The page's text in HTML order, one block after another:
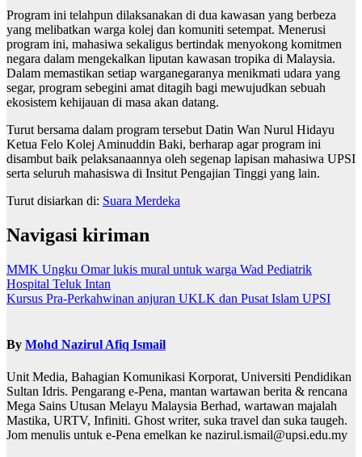
Program ini telahpun dilaksanakan di dua kawasan yang berbeza
yang melibatkan warga kolej dan komuniti setempat. Menerusi
program ini, mahasiwa sekaligus bertindak menyokong komitmen
negara dalam mengekalkan liputan kawasan tropika di Malaysia.
Dalam memastikan setiap warganegaranya menikmati udara yang
segar, program sebegini amat ditagih bagi mewujudkan sebuah
ekosistem kehijauan di masa akan datang.
Turut bersama dalam program tersebut Datin Wan Nurul Hidayu
Ketua Felo Kolej Aminuddin Baki, berharap agar program ini
disambut baik pelaksanaannya oleh segenap lapisan mahasiwa UPSI
serta seluruh mahasiswa di Insitut Pengajian Tinggi yang lain.
Turut disiarkan di: Suara Merdeka
Navigasi kiriman
MMK Ungku Omar lukis mural untuk warga Wad Pediatrik
Hospital Teluk Intan
Kursus Pra-Perkahwinan anjuran UKLK dan Pusat Islam UPSI
By Mohd Nazirul Afiq Ismail
Unit Media, Bahagian Komunikasi Korporat, Universiti Pendidikan
Sultan Idris. Pengarang e-Pena, mantan wartawan berita & rencana
Mega Sains Utusan Melayu Malaysia Berhad, wartawan majalah
Mastika, URTV, Infiniti. Ghost writer, suka travel dan suka taugeh.
Jom menulis untuk e-Pena emelkan ke nazirul.ismail@upsi.edu.my